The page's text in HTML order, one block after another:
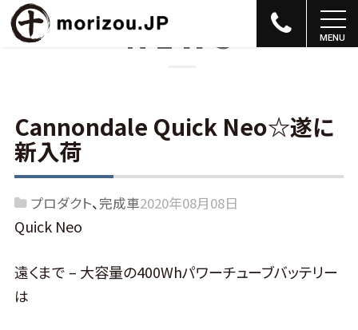
NEWS
Cannondale Quick Neo☆遂に
新入荷
プロダクト 完成車2020年08月08日
Quick Neo
遠くまで – 大容量の400Whパワーチューブバッテリー
は